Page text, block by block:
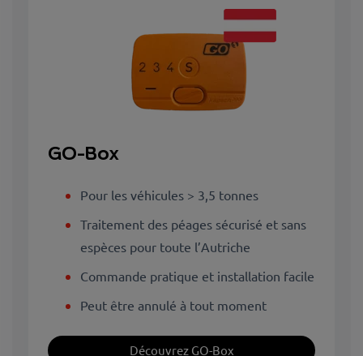
GO-Box
Pour les véhicules > 3,5 tonnes
Traitement des péages sécurisé et sans
espèces pour toute l’Autriche
Commande pratique et installation facile
Peut être annulé à tout moment
Découvrez GO-Box